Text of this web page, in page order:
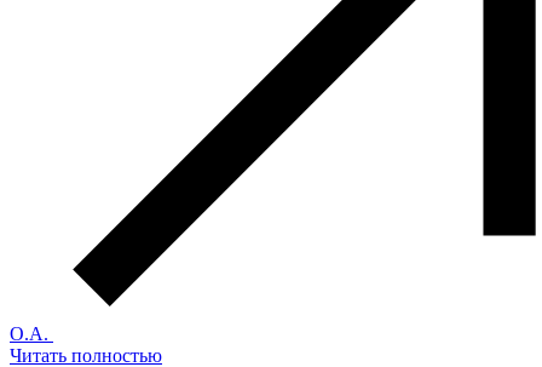
О.А.
Читать полностью